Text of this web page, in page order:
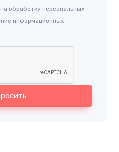
обработку персональных
информационных